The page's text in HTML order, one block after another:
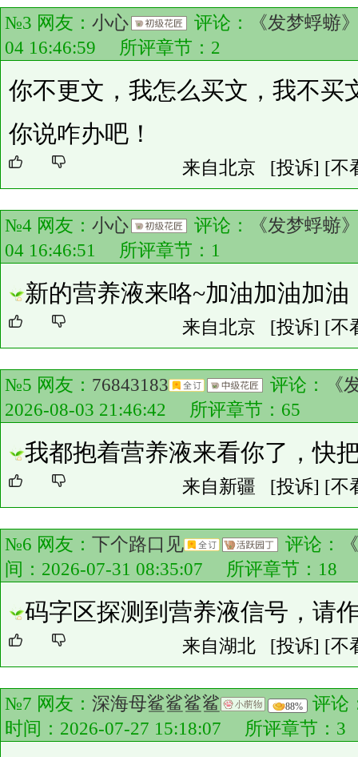
№3 网友： 小心 评论：
《发梦蜉蝣
04 16:46:59 所评章节： 2
你不更文，我怎么买文，我不买
你说咋办吧！
来自北京 [投诉] [不
№4 网友： 小心 评论：
《发梦蜉蝣
04 16:46:51 所评章节： 1
新的营养液来咯~加油加油加油
来自北京 [投诉] [不
№5 网友： 76843183 评论：
《
2026-08-03 21:46:42 所评章节： 65
我都抱着营养液来看你了，快
来自新疆 [投诉] [不
№6 网友： 下个路口见 评论：
间：2026-07-31 08:35:07 所评章节： 18
码字区探测到营养液信号，请
来自湖北 [投诉] [不
№7 网友： 深海母鲨鲨鲨鲨 88%
评论
时间：2026-07-27 15:18:07 所评章节： 3